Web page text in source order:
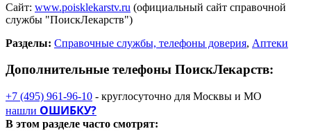
Сайт: www.poisklekarstv.ru (официальный сайт справочной
службы "ПоискЛекарств")
Разделы: Справочные службы, телефоны доверия, Аптеки
Дополнительные телефоны ПоискЛекарств:
+7 (495) 961-96-10 - круглосуточно для Москвы и МО
нашли ОШИБКУ?
В этом разделе часто смотрят: